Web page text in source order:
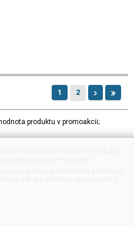
1 2
produktu v promoakcii;